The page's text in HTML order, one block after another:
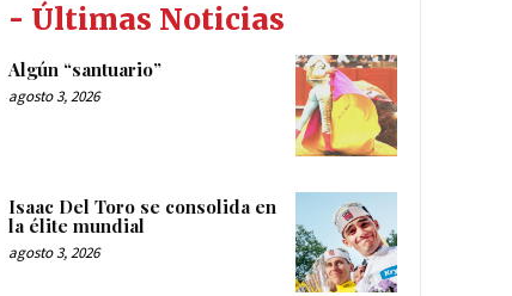
- Últimas Noticias
Algún “santuario”
agosto 3, 2026
Isaac Del Toro se consolida en
la élite mundial
agosto 3, 2026